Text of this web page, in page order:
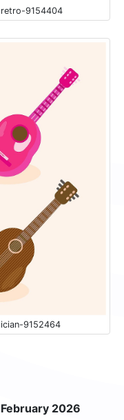
9154404
9152464
February 2026